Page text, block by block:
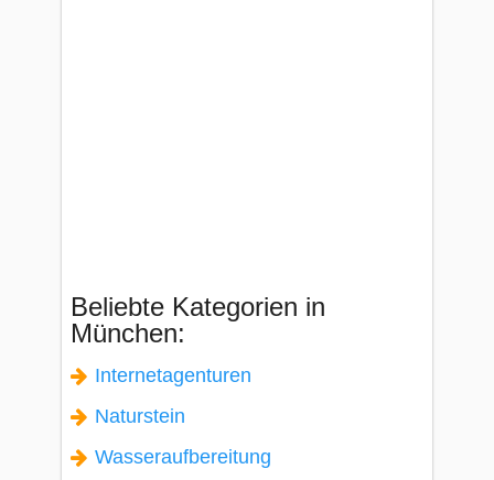
Beliebte Kategorien in
München:
Internetagenturen
Naturstein
Wasseraufbereitung